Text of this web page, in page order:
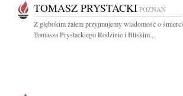
TOMASZ PRYSTACKI POZNAŃ
Z głębokim żalem przyjmujemy wiadomość o śmierci
Tomasza Prystackiego Rodzinie i Bliskim...